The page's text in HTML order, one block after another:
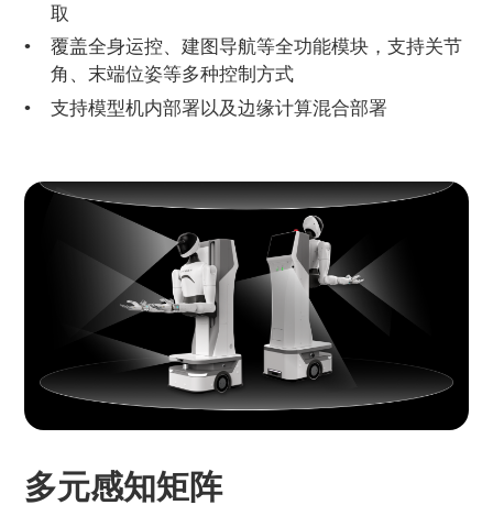
取
覆盖全身运控、建图导航等全功能模块，支持关节
角、末端位姿等多种控制方式
支持模型机内部署以及边缘计算混合部署
多元感知矩阵